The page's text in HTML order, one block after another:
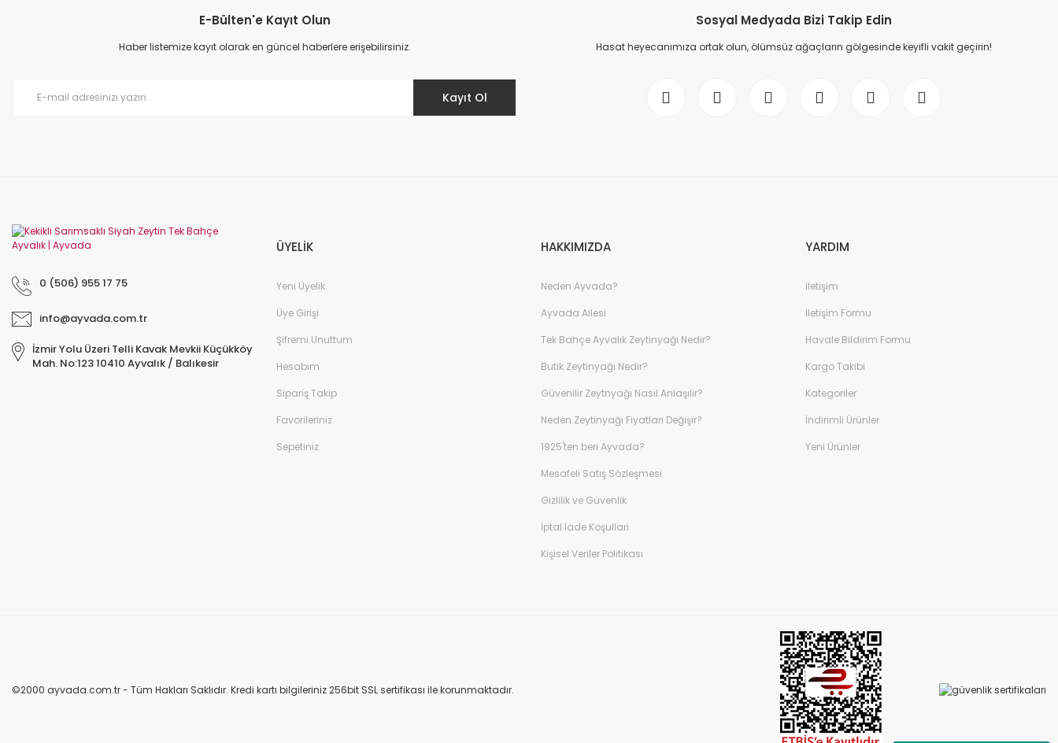
Ürün resmi kalitesiz, bozuk veya görüntülenemiyor.
Ürün açıklamasında eksik bilgiler bulunuyor.
E-Bülten'e Kayıt Olun
Haber listemize kayıt olarak en güncel haberlere erişebilirsiniz.
Kayıt Ol
Sosyal Medyada Bizi Takip Edin
Hasat heyecanımıza ortak olun, ölümsüz ağaçların gölgesinde keyifli vakit geçirin!
0 (506) 955 17 75
info@ayvada.com.tr
İzmir Yolu Üzeri Telli Kavak Mevkii Küçükköy
Mah. No:123 10410 Ayvalık / Balıkesir
ÜYELİK
Yeni Üyelik
Üye Girişi
Şifremi Unuttum
Hesabım
Sipariş Takip
Favorileriniz
Sepetiniz
HAKKIMIZDA
Neden Ayvada?
Ayvada Ailesi
Tek Bahçe Ayvalık Zeytinyağı Nedir?
Butik Zeytinyağı Nedir?
Güvenilir Zeytnyağı Nasıl Anlaşılır?
Neden Zeytinyağı Fiyatları Değişir?
1925'ten beri Ayvada?
Mesafeli Satış Sözleşmesi
Gizlilik ve Güvenlik
İptal İade Koşullari
Kişisel Veriler Politikası
YARDIM
İletişim
İletişim Formu
Havale Bildirim Formu
Kargo Takibi
Kategoriler
İndirimli Ürünler
Yeni Ürünler
©2000 ayvada.com.tr - Tüm Hakları Saklıdır. Kredi kartı bilgileriniz 256bit SSL sertifikası ile korunmaktadır.